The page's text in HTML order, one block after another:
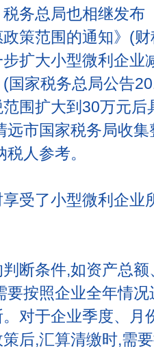
务总局也相继发布
策范围的通知》(
步扩大小型微利企
国家税务总局公告
围扩大到30万元后
远市国家税务局收
人参考。
了小型微利企业
条件,如资产总额
要按照企业全年情
对于企业季度、月
后,汇算清缴时,需